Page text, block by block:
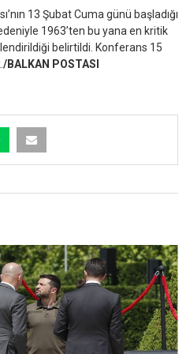
13 Şubat Cuma günü başladığı
1963’ten bu yana en kritik
belirtildi. Konferans 15
/BALKAN POSTASI